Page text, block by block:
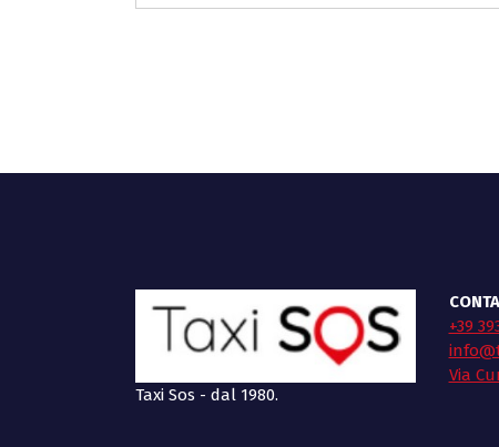
Taxi Sos - dal 1980.
+39
Via